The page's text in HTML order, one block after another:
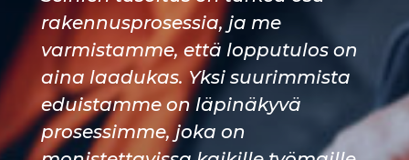
rakennusprosessia, ja me
varmistamme, että lopputulos on
aina laadukas. Yksi suurimmista
eduistamme on läpinäkyvä
prosessimme, joka on